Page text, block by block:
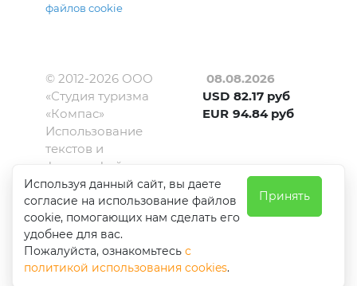
файлов cookie
© 2012-2026ООО
«Студия туризма
«Компас»
Использование
текстов и
фотографий с
сайта kompas-
amur.ru
допускается
только с
письменного
разрешения
08.08.2026
USD 82.17 руб
EUR 94.84руб
Используя данный сайт, вы даете
согласие на использование файлов
cookie, помогающих нам сделать его
удобнее для вас.
Пожалуйста, ознакомьтесь с
политикой использования cookies.
Принять